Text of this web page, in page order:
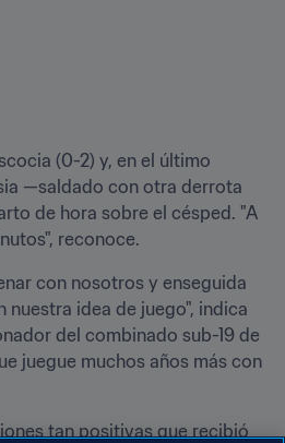
(0-2) y, en el último
—saldado con otra derrota
de hora sobre el césped. "A
reconoce.
con nosotros y enseguida
nuestra idea de juego", indica
del combinado sub-19 de
juegue muchos años más con
tan positivas que recibió